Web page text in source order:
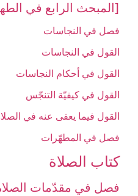
[المبحث الرابع في
فصل في النجاسات‏
القول في النجاسات‏
القول في أحكام النجاسات‏
القول في كيفيّة التنجّس‏
القول فيما يعفى عنه في
فصل في المطهّرات‏
كتاب الصلاة
فصل في مقدّمات